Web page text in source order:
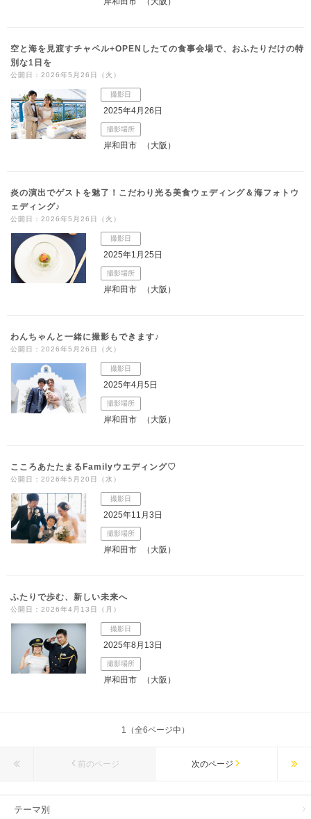
空と海を見渡すチャペル+OPENしたての食事会場で、おふたりだけの特
別な1日を
公開日：2026年5月26日（火）
撮影日
2025年4月26日
撮影場所
岸和田市 （大阪）
炎の演出でゲストを魅了！こだわり光る美食ウェディング＆海フォトウ
ェディング♪
公開日：2026年5月26日（火）
撮影日
2025年1月25日
撮影場所
岸和田市 （大阪）
わんちゃんと一緒に撮影もできます♪
公開日：2026年5月26日（火）
撮影日
2025年4月5日
撮影場所
岸和田市 （大阪）
こころあたたまるFamilyウエディング♡
公開日：2026年5月20日（水）
撮影日
2025年11月3日
撮影場所
岸和田市 （大阪）
ふたりで歩む、新しい未来へ
公開日：2026年4月13日（月）
撮影日
2025年8月13日
撮影場所
岸和田市 （大阪）
1（全6ページ中）
前のページ 次のページ
テーマ別